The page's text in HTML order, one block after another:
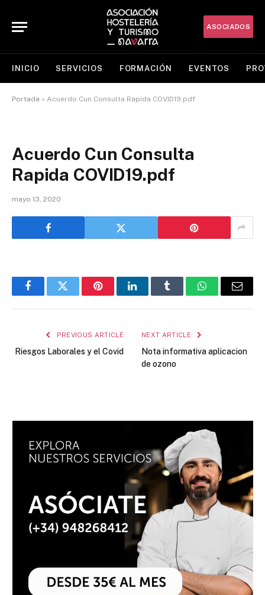
ASOCIADOS
INICIO SERVICIOS FORMACIÓN EVENTOS
Portada » Acuerdo Cun Consulta Rapida COVID19.pdf
Acuerdo Cun Consulta
Rapida COVID19.pdf
mayo 13, 2020
FacebookTwitter PinterestLinkedInTumblr WhatsAppEmail
PREVIOUS ARTICLE
Riesgos Laborales y el Covid
NEXT ARTICLE
Nota informativa aplicacion
de ozono